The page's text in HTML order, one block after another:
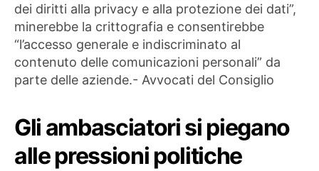
dei diritti alla privacy e alla protezione dei dati”,
minerebbe la crittografia e consentirebbe
“l’accesso generale e indiscriminato al
contenuto delle comunicazioni personali” da
parte delle aziende.- Avvocati del Consiglio
Gli ambasciatori si piegano
alle pressioni politiche